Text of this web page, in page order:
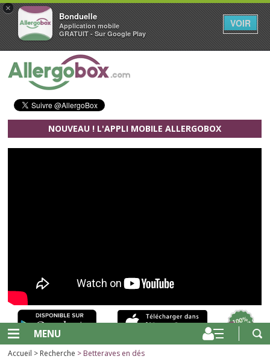
×
Bonduelle
Application mobile
GRATUIT - Sur Google Play
VOIR
Aller au contenu principal
NOUVEAU ! L'APPLI MOBILE ALLERGOBOX
MENU
Accueil > Recherche > Betteraves en dés